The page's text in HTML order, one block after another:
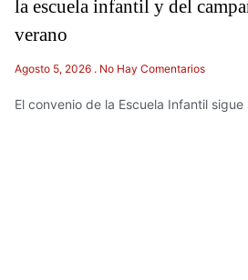
la escuela infantil y del
verano
Agosto 5, 2026 No Hay Comentarios
El convenio de la Escuela Infantil sigue